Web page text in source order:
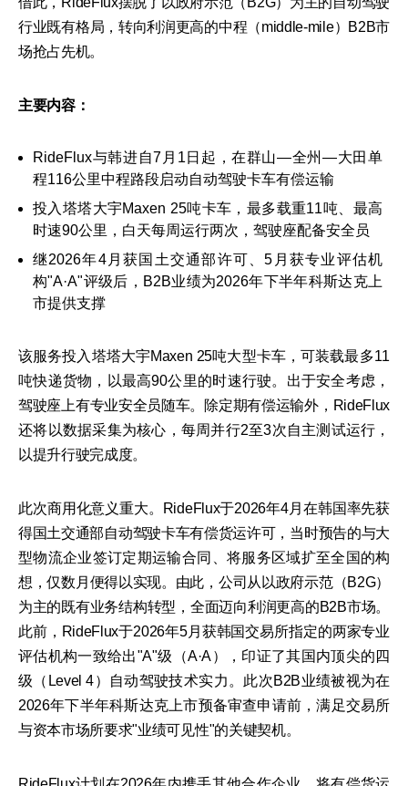
行业既有格局，转向利润更高的中程（middle-mile）B2B市
场抢占先机。
主要内容：
RideFlux与韩进自7月1日起，在群山—全州—大田单
程116公里中程路段启动自动驾驶卡车有偿运输
投入塔塔大宇Maxen 25吨卡车，最多载重11吨、最高
时速90公里，白天每周运行两次，驾驶座配备安全员
继2026年4月获国土交通部许可、5月获专业评估机
构"A·A"评级后，B2B业绩为2026年下半年科斯达克上
市提供支撑
该服务投入塔塔大宇Maxen 25吨大型卡车，可装载最多11
吨快递货物，以最高90公里的时速行驶。出于安全考虑，
驾驶座上有专业安全员随车。除定期有偿运输外，RideFlux
还将以数据采集为核心，每周并行2至3次自主测试运行，
以提升行驶完成度。
此次商用化意义重大。RideFlux于2026年4月在韩国率先获
得国土交通部自动驾驶卡车有偿货运许可，当时预告的与大
型物流企业签订定期运输合同、将服务区域扩至全国的构
想，仅数月便得以实现。由此，公司从以政府示范（B2G）
为主的既有业务结构转型，全面迈向利润更高的B2B市场。
此前，RideFlux于2026年5月获韩国交易所指定的两家专业
评估机构一致给出"A"级（A·A），印证了其国内顶尖的四
级（Level 4）自动驾驶技术实力。此次B2B业绩被视为在
2026年下半年科斯达克上市预备审查申请前，满足交易所
与资本市场所要求"业绩可见性"的关键契机。